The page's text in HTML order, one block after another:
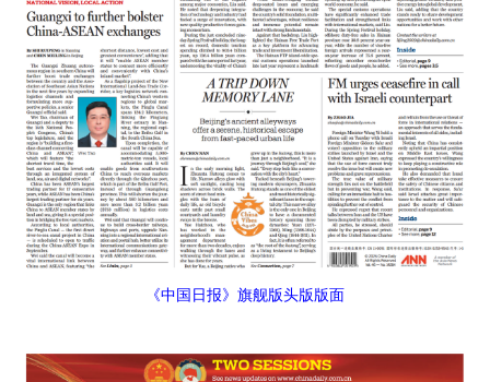
《中国日报》旗舰版头版版面